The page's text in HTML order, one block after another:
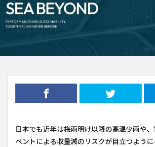
日本でも近年は梅雨明け以降の高温少雨や
ベントによる収量減のリスクが目立つよう